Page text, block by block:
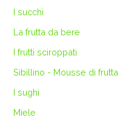
I succhi
La frutta da bere
I frutti sciroppati
Sibillino - Mousse di frutta
I sughi
Miele